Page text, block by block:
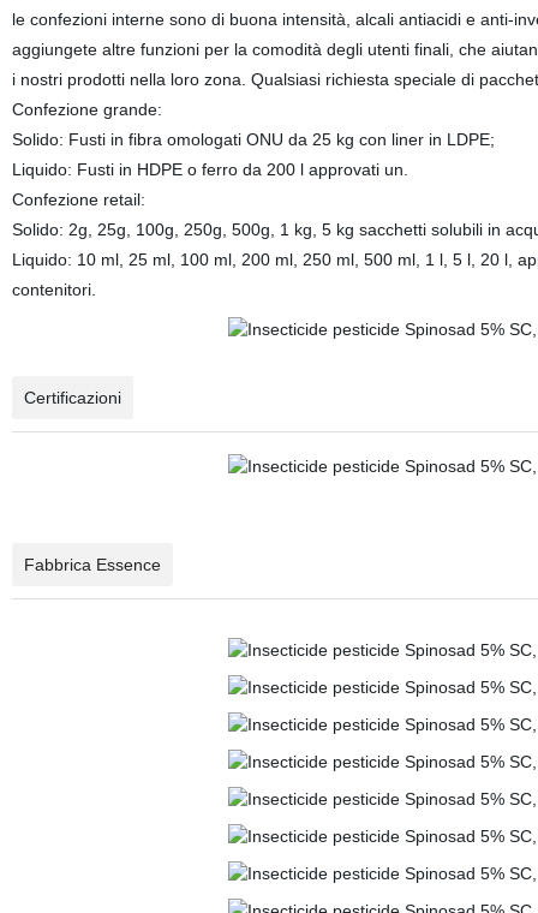
le confezioni interne sono di buona intensità, alcali antiacidi e anti-
aggiungete altre funzioni per la comodità degli utenti finali, che
i nostri prodotti nella loro zona. Qualsiasi richiesta speciale di
Confezione grande:
Solido: Fusti in fibra omologati ONU da 25 kg con liner in LDPE;
Liquido: Fusti in HDPE o ferro da 200 l approvati un.
Confezione retail:
Solido: 2g, 25g, 100g, 250g, 500g, 1 kg, 5 kg sacchetti solubili in
Liquido: 10 ml, 25 ml, 100 ml, 200 ml, 250 ml, 500 ml, 1 l, 5 l, 20 l,
contenitori.
Certificazioni
Fabbrica Essence